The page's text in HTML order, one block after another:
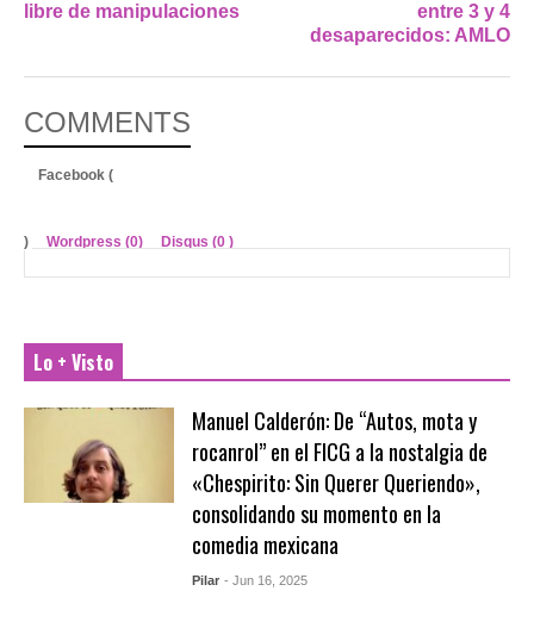
libre de manipulaciones
entre 3 y 4
desaparecidos: AMLO
COMMENTS
Facebook (
) Wordpress (0) Disqus (0 )
Lo + Visto
Manuel Calderón: De “Autos, mota y
rocanrol” en el FICG a la nostalgia de
«Chespirito: Sin Querer Queriendo»,
consolidando su momento en la
comedia mexicana
Pilar - Jun 16, 2025